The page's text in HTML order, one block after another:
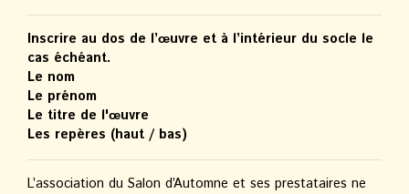
Inscrire au dos de l’œuvre et à l’intérieur du socle le
cas échéant.
Le nom
Le prénom
Le titre de l'œuvre
Les repères (haut / bas)
L’association du Salon d’Automne et ses prestataires ne